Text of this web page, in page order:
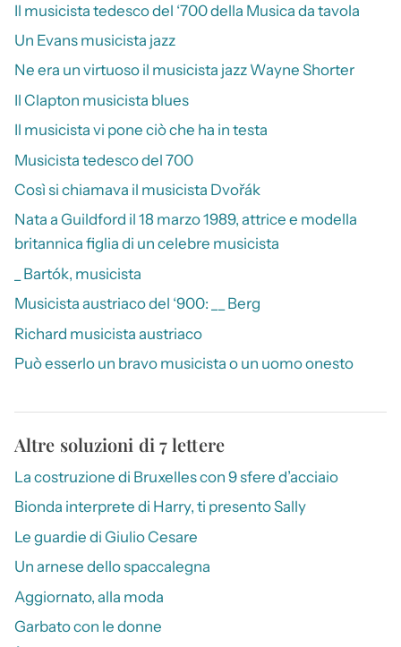
Il musicista tedesco del ‘700 della Musica da tavola
Un Evans musicista jazz
Ne era un virtuoso il musicista jazz Wayne Shorter
Il Clapton musicista blues
Il musicista vi pone ciò che ha in testa
Musicista tedesco del 700
Così si chiamava il musicista Dvořák
Nata a Guildford il 18 marzo 1989, attrice e modella
britannica figlia di un celebre musicista
_ Bartók, musicista
Musicista austriaco del ‘900: __ Berg
Richard musicista austriaco
Può esserlo un bravo musicista o un uomo onesto
Altre soluzioni di 7 lettere
La costruzione di Bruxelles con 9 sfere d’acciaio
Bionda interprete di Harry, ti presento Sally
Le guardie di Giulio Cesare
Un arnese dello spaccalegna
Aggiornato, alla moda
Garbato con le donne